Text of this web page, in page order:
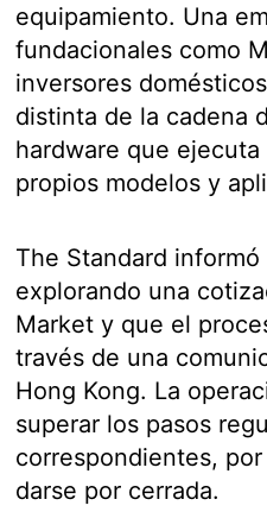
equipamiento. Una
fundacionales como
inversores
distinta de la cadena
hardware que
propios modelos y
The Standard
explorando una
Market y que el
través de una
Hong Kong. La
superar los pasos
correspondientes,
darse por cerrada.